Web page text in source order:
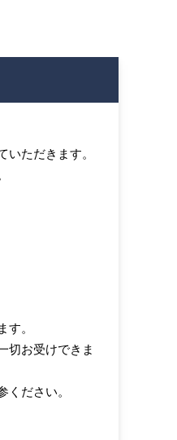
いただきます。
す。
切お受けできま
ださい。